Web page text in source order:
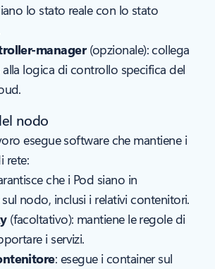
lo stato reale con lo stato
manager(opzionale): collega
alla logica di controllo specifica del
nodo
esegue software che mantiene i
rete:
che i Pod siano in
nodo, inclusi i relativi contenitori.
(facoltativo): mantiene le regole di
i servizi.
: esegue i container sul